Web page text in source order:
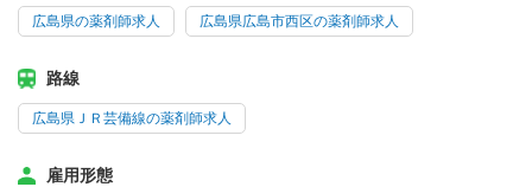
広島県の薬剤師求人 広島県広島市西区の薬剤師求人
路線
広島県ＪＲ芸備線の薬剤師求人
雇用形態